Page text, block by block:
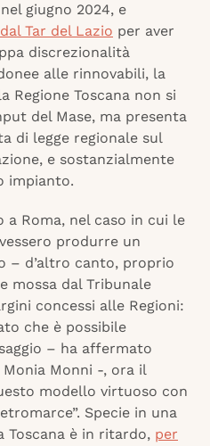
giugno 2024, e
Tar del Lazio per aver
discrezionalità
alle rinnovabili, la
Regione Toscana non si
del Mase, ma presenta
di legge regionale sul
e sostanzialmente
impianto.
a Roma, nel caso in cui le
produrre un
d’altro canto, proprio
mossa dal Tribunale
concessi alle Regioni:
che è possibile
– ha affermato
Monia Monni -, ora il
modello virtuoso con
Specie in una
Toscana è in ritardo, per